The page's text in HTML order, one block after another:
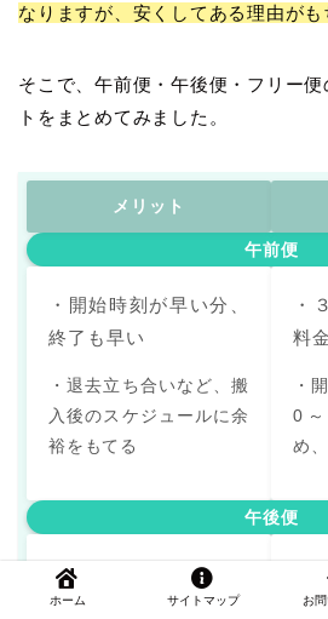
なりますが、安くしてある理由がも
そこで、午前便・午後便・フリー
トをまとめてみました。
メリット
午前便
・開始時刻が早い分、
終了も早い
・退去立ち合いなど、搬
入後のスケジュールに余
裕をもてる
・
料
・
0
め
午後便
・当日の昼まで荷造り
や掃除ができる
・
な
ホーム サイトマップ お
く
おうち時